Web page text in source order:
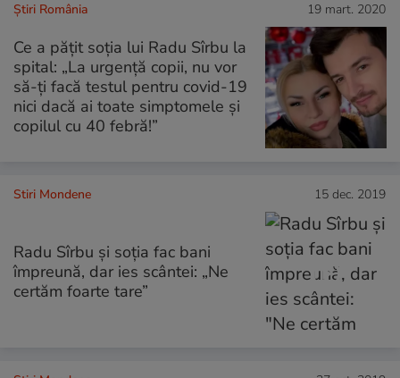
Știri România 19 mart. 2020
Ce a pățit soția lui Radu Sîrbu la
spital: „La urgență copii, nu vor
să-ți facă testul pentru covid-19
nici dacă ai toate simptomele și
copilul cu 40 febră!”
Stiri Mondene 15 dec. 2019
Radu Sîrbu și soția fac bani
împreună, dar ies scântei: „Ne
certăm foarte tare”